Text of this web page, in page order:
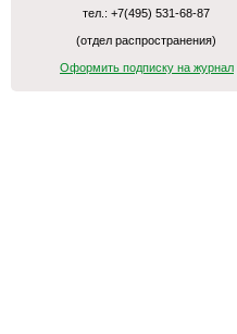
тел.: +7(495) 531-68-87
(отдел распространения)
Оформить подписку на журнал